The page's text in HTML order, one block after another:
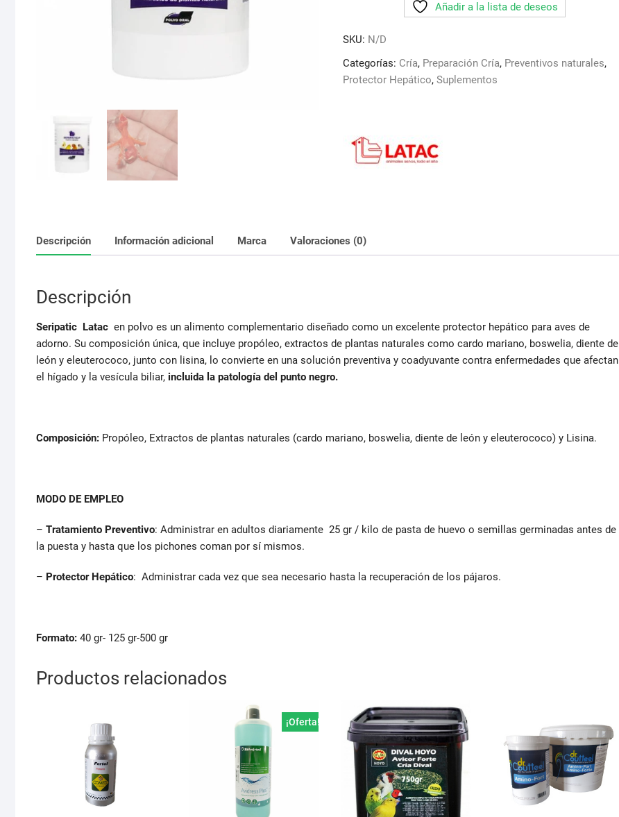
polvo,
tambien
previene
cantidad
Añadir a la lista de deseos
SKU: N/D
Categorías: Cría, Preparación Cría, Preventivos naturales,
Protector Hepático, Suplementos
Descripción Información adicional Marca Valoraciones (0)
Descripción
Seripatic Latac en polvo es un alimento complementario diseñado como un excelente protector hepático para aves de
adorno. Su composición única, que incluye propóleo, extractos de plantas naturales como cardo mariano, boswelia, diente de
león y eleuterococo, junto con lisina, lo convierte en una solución preventiva y coadyuvante contra enfermedades que afectan
el hígado y la vesícula biliar, incluida la patología del punto negro.
Composición: Propóleo, Extractos de plantas naturales (cardo mariano, boswelia, diente de león y eleuterococo) y Lisina.
MODO DE EMPLEO
– Tratamiento Preventivo: Administrar en adultos diariamente 25 gr / kilo de pasta de huevo o semillas germinadas antes de
la puesta y hasta que los pichones coman por sí mismos.
– Protector Hepático: Administrar cada vez que sea necesario hasta la recuperación de los pájaros.
Formato: 40 gr- 125 gr-500 gr
Productos relacionados
¡Oferta!